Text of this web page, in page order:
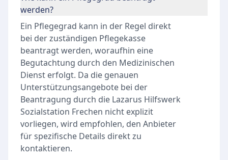
werden?
Ein Pflegegrad kann in der Regel direkt
bei der zuständigen Pflegekasse
beantragt werden, woraufhin eine
Begutachtung durch den Medizinischen
Dienst erfolgt. Da die genauen
Unterstützungsangebote bei der
Beantragung durch die Lazarus Hilfswerk
Sozialstation Frechen nicht explizit
vorliegen, wird empfohlen, den Anbieter
für spezifische Details direkt zu
kontaktieren.